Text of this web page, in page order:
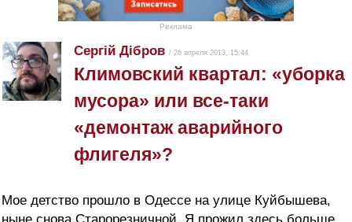
Реклама
Сергій Дібров / 26 апреля 2013, 15:44
Климовский квартал: «уборка
мусора» или все-таки
«демонтаж аварийного
флигеля»?
Мое детство прошло в Одессе на улице Куйбышева,